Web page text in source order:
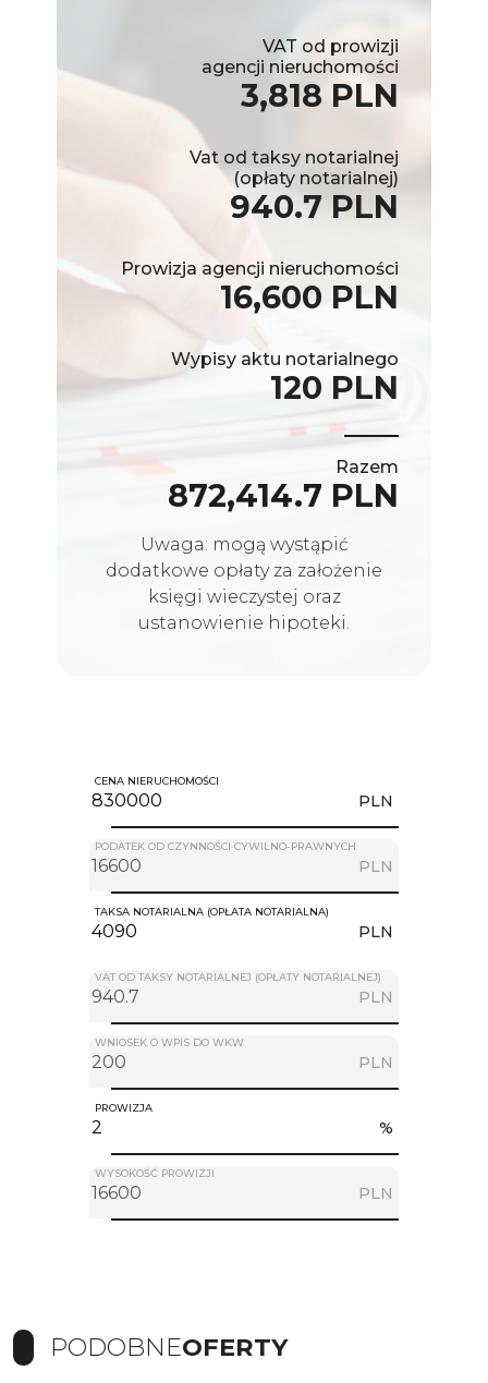
VAT od prowizji
agencji nieruchomości
3,818 PLN
Vat od taksy notarialnej
(opłaty notarialnej)
940.7 PLN
Prowizja agencji nieruchomości
16,600 PLN
Wypisy aktu notarialnego
120 PLN
Razem
872,414.7 PLN
Uwaga: mogą wystąpić
dodatkowe opłaty za założenie
księgi wieczystej oraz
ustanowienie hipoteki.
CENA NIERUCHOMOŚCI
PLN
PODATEK OD CZYNNOŚCI CYWILNO-PRAWNYCH
PLN
TAKSA NOTARIALNA (OPŁATA NOTARIALNA)
PLN
VAT OD TAKSY NOTARIALNEJ (OPŁATY NOTARIALNEJ)
PLN
WNIOSEK O WPIS DO WKW
PLN
PROWIZJA
%
WYSOKOŚĆ PROWIZJI
PLN
PODOBNEOFERTY